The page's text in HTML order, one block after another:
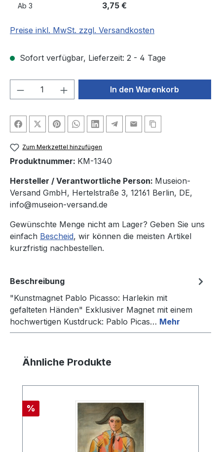
Ab 3 3,75 €
Preise inkl. MwSt. zzgl. Versandkosten
Sofort verfügbar, Lieferzeit: 2 - 4 Tage
Produkt Anzahl: Gib denIn den Warenkorb
Zum Merkzettel hinzufügen
Produktnummer: KM-1340
Hersteller / Verantwortliche Person: Museion-
Versand GmbH, Hertelstraße 3, 12161 Berlin, DE,
info@museion-versand.de
Gewünschte Menge nicht am Lager? Geben Sie uns
einfach Bescheid, wir können die meisten Artikel
kurzfristig nachbestellen.
Beschreibung
"Kunstmagnet Pablo Picasso: Harlekin mit
gefalteten Händen" Exklusiver Magnet mit einem
hochwertigen Kustdruck: Pablo Picas… Mehr
Produktgalerie überspringen
Ähnliche Produkte
Rabatt
%